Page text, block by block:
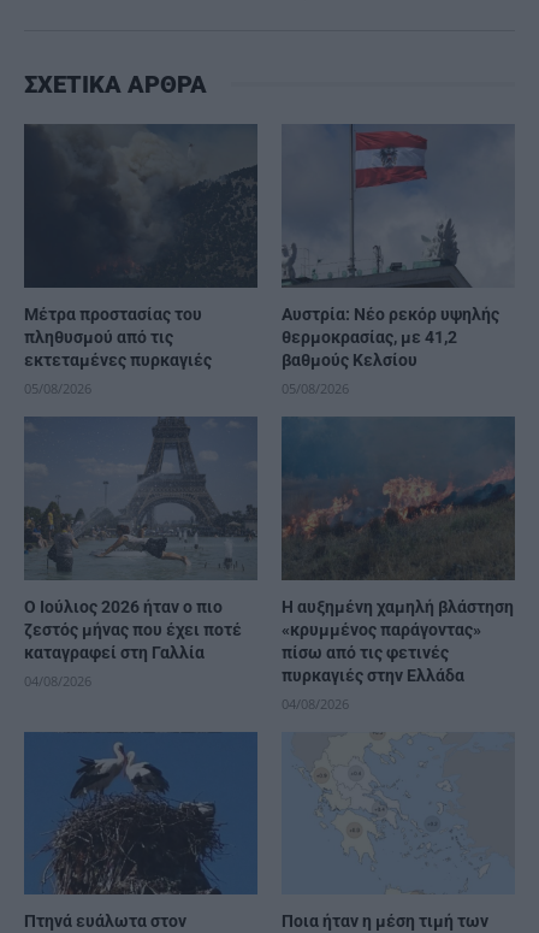
ΣΧΕΤΙΚΑ ΑΡΘΡΑ
Μέτρα προστασίας του
πληθυσμού από τις
εκτεταμένες πυρκαγιές
05/08/2026
Αυστρία: Νέο ρεκόρ υψηλής
θερμοκρασίας, με 41,2
βαθμούς Κελσίου
05/08/2026
Ο Ιούλιος 2026 ήταν ο πιο
ζεστός μήνας που έχει ποτέ
καταγραφεί στη Γαλλία
04/08/2026
Η αυξημένη χαμηλή βλάστηση
«κρυμμένος παράγοντας»
πίσω από τις φετινές
πυρκαγιές στην Ελλάδα
04/08/2026
Πτηνά ευάλωτα στον
Ποια ήταν η μέση τιμή των